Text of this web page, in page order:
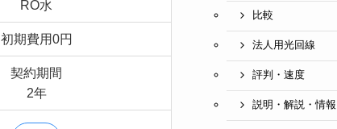
RO水
初期費用0円
契約期間
2年
比較
法人用光回線
評判・速度
説明・解説・情報